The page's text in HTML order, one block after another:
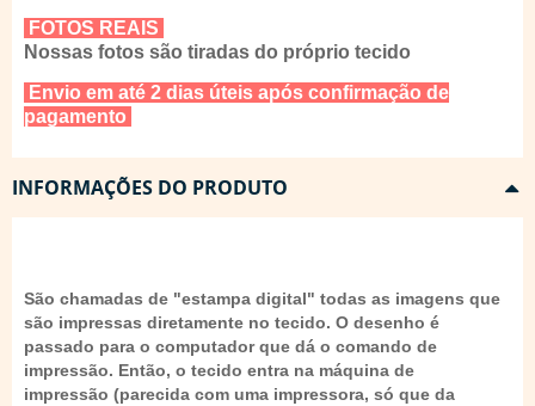
FOTOS REAIS
Nossas fotos são tiradas do próprio tecido
Envio em até 2 dias úteis após confirmação de
pagamento
INFORMAÇÕES DO PRODUTO
São chamadas de "estampa digital" todas as imagens que
são impressas diretamente no tecido. O desenho é
passado para o computador que dá o comando de
impressão. Então, o tecido entra na máquina de
impressão (parecida com uma impressora, só que da